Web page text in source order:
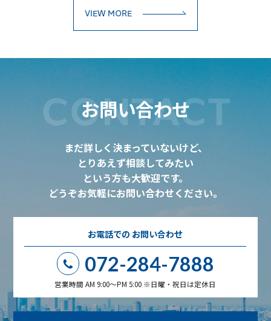
VIEW MORE
お問い合わせ
CONTACT
まだ詳しく決まっていないけど、
とりあえず相談してみたい
という方も大歓迎です。
どうぞお気軽にお問い合わせください。
お電話での お問い合わせ
072-284-7888
営業時間 AM 9:00～PM 5:00 ※日曜・祝日は定休日